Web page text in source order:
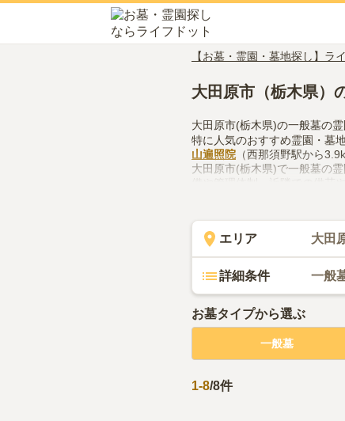
【お墓・霊園・墓地探し】ラ
大田原市（栃木県）
大田原市(栃木県)の一般墓の霊
特に人気のおすすめ霊園・墓地
山遍照院 （西那須野駅から
大田原市(栃木県)で一般墓の
備や管理体制、近隣での供花
エリア 大田
詳細条件 一般
お墓タイプから選ぶ
一般墓
1-8/8件